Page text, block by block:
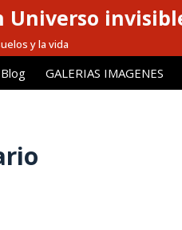
Universo
y la vida
GALERIAS IMAGENES